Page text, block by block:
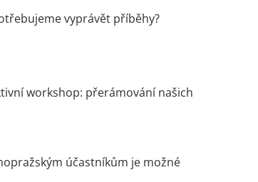
vyprávět příběhy?
workshop: přerámování našich
účastníkům je možné